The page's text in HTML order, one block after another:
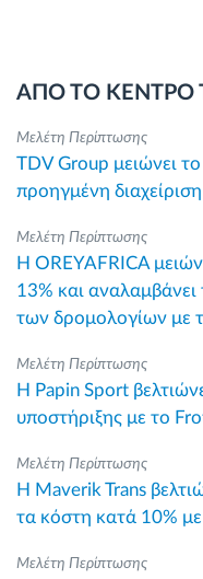
ΑΠΟ ΤΟ ΚΕΝΤΡΟ
Μελέτη Περίπτωσης
TDV Group μειώνει
προηγμένη
Μελέτη Περίπτωσης
Η OREYAFRICA
13% και
των δρομολογίων με
Μελέτη Περίπτωσης
Η Papin Sport
υποστήριξης με το
Μελέτη Περίπτωσης
Η Maverik Trans
τα κόστη κατά 10%
Μελέτη Περίπτωσης